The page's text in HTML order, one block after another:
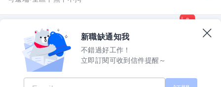
新職缺通知我
不錯過好工作！
立即訂閱可收到信件提醒～
數字科技股份有限公司 上櫃公司股票代碼 5287
許可證字號 2571
518熊班 客服專線：02-2999-2100 週一至週五 09:00 - 18:00